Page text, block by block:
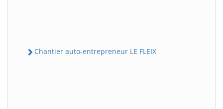
Chantier auto-entrepreneur LE FLEIX